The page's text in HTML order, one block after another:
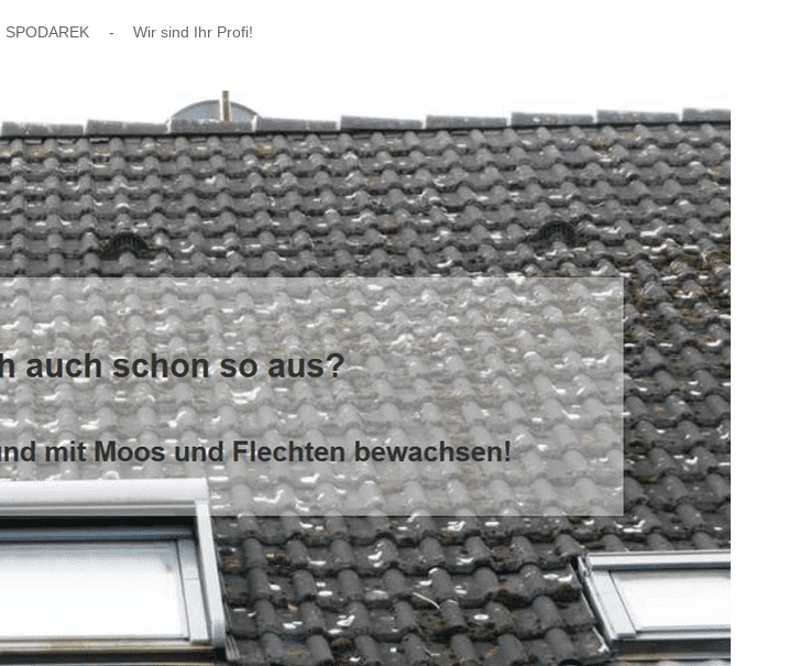
- Wir sind Ihr Profi!